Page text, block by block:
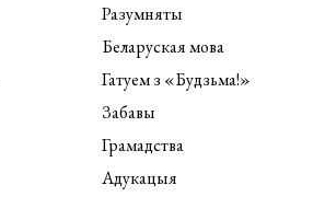
Разумняты
Беларуская мова
Гатуем з «Будзьма!»
Забавы
Грамадства
Адукацыя